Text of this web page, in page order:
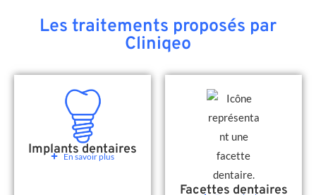
Les traitements proposés par
Cliniqeo
Implants dentaires
En savoir plus
Facettes dentaires